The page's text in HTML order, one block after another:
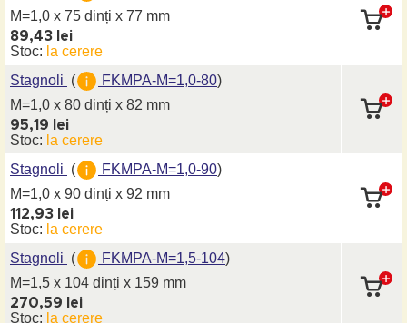
M=1,0 x 75 dinți x 77 mm
89,43 lei
Stoc: la cerere
Stagnoli ( FKMPA-M=1,0-80)
M=1,0 x 80 dinți x 82 mm
95,19 lei
Stoc: la cerere
Stagnoli ( FKMPA-M=1,0-90)
M=1,0 x 90 dinți x 92 mm
112,93 lei
Stoc: la cerere
Stagnoli ( FKMPA-M=1,5-104)
M=1,5 x 104 dinți x 159 mm
270,59 lei
Stoc: la cerere